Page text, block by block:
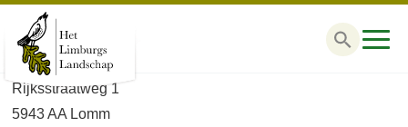
Zoek
Bezoekadres
Rijksstraatweg 1
5943 AA Lomm